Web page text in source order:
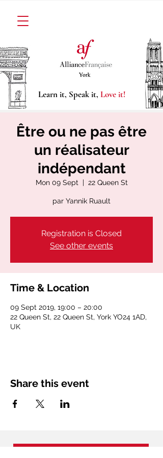
Learn it, Speak it, Love it!
Être ou ne pas être
un réalisateur
indépendant
Mon 09 Sept
  |
22 Queen St
par Yannik Ruault
Registration is Closed
See other events
Time & Location
09 Sept 2019, 19:00 – 20:00
22 Queen St, 22 Queen St, York YO24 1AD,
UK
Share this event